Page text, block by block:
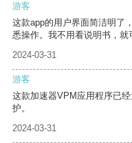
游客
这款app的用户界面简洁明了
悉操作。我不用看说明书，就
2024-03-31
游客
这款加速器VPM应用程序已
护。
2024-03-31